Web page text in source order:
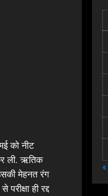
को नीट
ली. ऋतिक
मेहनत रंग
ही रद्द